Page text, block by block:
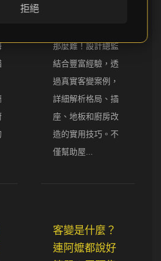
那麼難！設計總監
結合豐富經驗，透
過真實客變案例，
詳細解析格局、插
座、地板和廚房改
造的實用技巧。不
僅幫助屋...
客變是什麼？
連阿嬤都說好
拒絕